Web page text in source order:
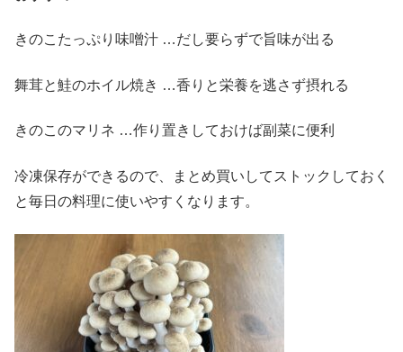
きのこたっぷり味噌汁 …だし要らずで旨味が出る
舞茸と鮭のホイル焼き …香りと栄養を逃さず摂れる
きのこのマリネ …作り置きしておけば副菜に便利
冷凍保存ができるので、まとめ買いしてストックしておく
と毎日の料理に使いやすくなります。